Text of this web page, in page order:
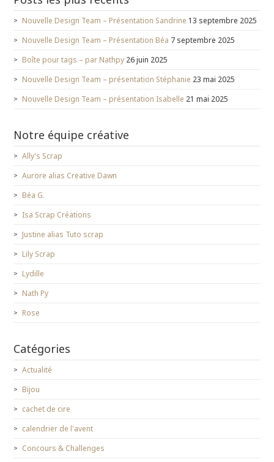
Nouvelle Design Team – Présentation Sandrine 13 septembre 2025
Nouvelle Design Team – Présentation Béa 7 septembre 2025
Boîte pour tags – par Nathpy 26 juin 2025
Nouvelle Design Team – présentation Stéphanie 23 mai 2025
Nouvelle Design Team – présentation Isabelle 21 mai 2025
Notre équipe créative
Ally's Scrap
Aurore alias Creative Dawn
Béa G.
Isa Scrap Créations
Justine alias Tuto scrap
Lily Scrap
Lydille
Nath Py
Rose
Catégories
Actualité
Bijou
cachet de cire
calendrier de l'avent
Concours & Challenges